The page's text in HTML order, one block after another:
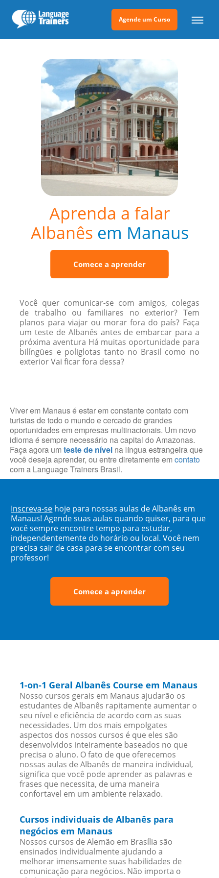
Agende um Curso
Aprenda a falar
Albanês em Manaus
Comece a aprender
Você quer comunicar-se com amigos, colegas
de trabalho ou familiares no exterior? Tem
planos para viajar ou morar fora do país? Faça
um teste de Albanês antes de embarcar para a
próxima aventura Há muitas oportunidade para
bilíngües e poliglotas tanto no Brasil como no
exterior Vai ficar fora dessa?
Viver em Manaus é estar em constante contato com
turistas de todo o mundo e cercado de grandes
oportunidades em empresas multinacionais. Um novo
idioma é sempre necessário na capital do Amazonas.
Faça agora um teste de nível na língua estrangeira que
você deseja aprender, ou entre diretamente em contato
com a Language Trainers Brasil.
Inscreva-se hoje para nossas aulas de Albanês em
Manaus! Agende suas aulas quando quiser, para que
você sempre encontre tempo para estudar,
independentemente do horário ou local. Você nem
precisa sair de casa para se encontrar com seu
professor!
Comece a aprender
1-on-1 Geral Albanês Course em Manaus
Nosso cursos gerais em Manaus ajudarão os
estudantes de Albanês rapitamente aumentar o
seu nível e eficiência de acordo com as suas
necessidades. Um dos mais empolgates
aspectos dos nossos cursos é que eles são
desenvolvidos inteiramente baseados no que
precisa o aluno. O fato de que oferecemos
nossas aulas de Albanês de maneira individual,
significa que você pode aprender as palavras e
frases que necessita, de uma maneira
confortavel em um ambiente relaxado.
Cursos individuais de Albanês para
negócios em Manaus
Nossos cursos de Alemão em Brasília são
ensinados individualmente ajudando a
melhorar imensamente suas habilidades de
comunicação para negócios. Não importa o